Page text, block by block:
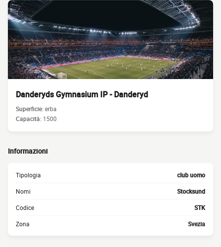
Danderyds Gymnasium IP - Danderyd
Superficie:erba
Capacità: 1500
Informazioni
Tipologia club uomo
Nomi Stocksund
Codice STK
Zona Svezia